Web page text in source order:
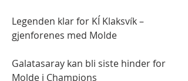
Legenden klar for KÍ Klaksvík –
gjenforenes med Molde
Galatasaray kan bli siste hinder for
Molde i Champions